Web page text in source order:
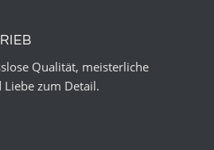
Qualität, meisterliche
zum Detail.